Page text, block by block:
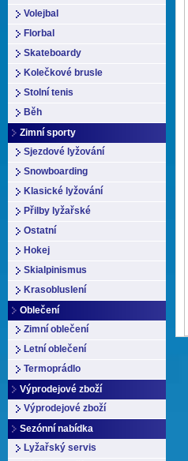
Volejbal
Florbal
Skateboardy
Kolečkové brusle
Stolní tenis
Běh
Zimní sporty
Sjezdové lyžování
Snowboarding
Klasické lyžování
Přilby lyžařské
Ostatní
Hokej
Skialpinismus
Krasobluslení
Oblečení
Zimní oblečení
Letní oblečení
Termoprádlo
Výprodejové zboží
Výprodejové zboží
Sezónní nabídka
Lyžařský servis